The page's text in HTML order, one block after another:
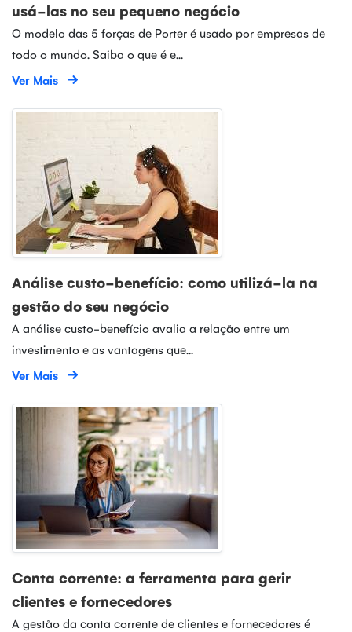
usá-las no seu pequeno negócio
O modelo das 5 forças de Porter é usado por empresas de
todo o mundo. Saiba o que é e...
Ver Mais
Análise custo-benefício: como utilizá-la na
gestão do seu negócio
A análise custo-benefício avalia a relação entre um
investimento e as vantagens que...
Ver Mais
Conta corrente: a ferramenta para gerir
clientes e fornecedores
A gestão da conta corrente de clientes e fornecedores é